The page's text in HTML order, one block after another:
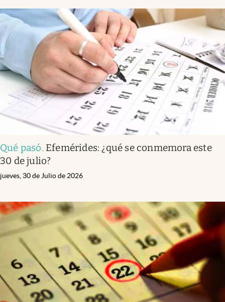
Qué pasó. Efemérides: ¿qué se conmemora este
30 de julio?
jueves, 30 de Julio de 2026